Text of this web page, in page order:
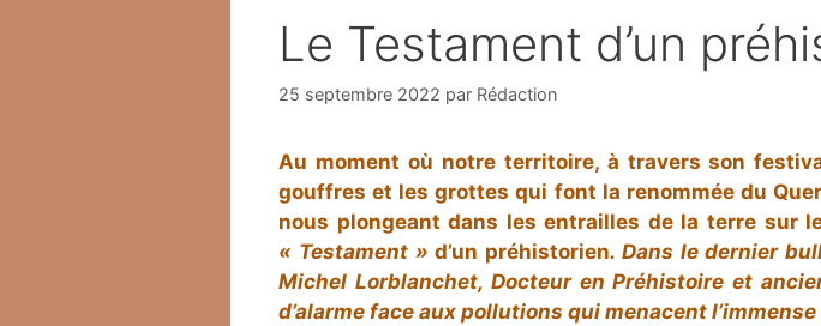
Le Testament d’un
25 septembre 2022 par Rédaction
Au moment où notre territoire, à travers son
gouffres et les grottes qui font la renommée du
nous plongeant dans les entrailles de la terre sur
« Testament » d’un préhistorien. Dans le dernier
Michel Lorblanchet, Docteur en Préhistoire et
d’alarme face aux pollutions qui menacent